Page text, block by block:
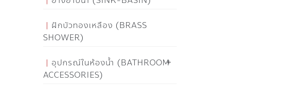
ฝักบัวทองเหลือง (BRASS
SHOWER)
อุปกรณ์ในห้องน้ำ (BATHROOM
ACCESSORIES)